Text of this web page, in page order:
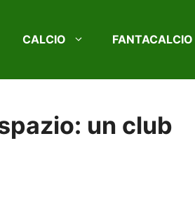
CALCIO FANTACALCIO
un club